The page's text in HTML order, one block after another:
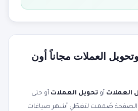
العملات مجاناً أون
العملات أو تحويل العملات أو حتى
الصفحة صُممت لتغطّي أشهر صياغات